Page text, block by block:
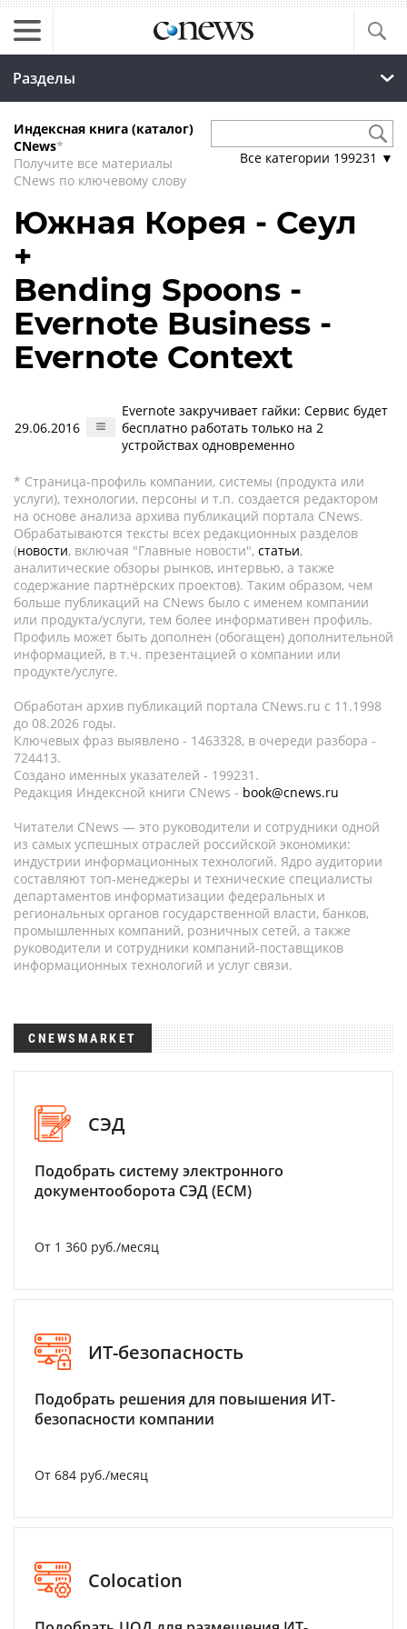
Разделы
Индексная книга (каталог)
CNews*
Получите все материалы
CNews по ключевому слову
Все категории 199231 ▼
Южная Корея - Сеул
+
Bending Spoons -
Evernote Business -
Evernote Context
29.06.2016
Evernote закручивает гайки: Сервис будет
бесплатно работать только на 2
устройствах одновременно
* Страница-профиль компании, системы (продукта или
услуги), технологии, персоны и т.п. создается редактором
на основе анализа архива публикаций портала CNews.
Обрабатываются тексты всех редакционных разделов
(новости, включая "Главные новости", статьи,
аналитические обзоры рынков, интервью, а также
содержание партнёрских проектов). Таким образом, чем
больше публикаций на CNews было с именем компании
или продукта/услуги, тем более информативен профиль.
Профиль может быть дополнен (обогащен) дополнительной
информацией, в т.ч. презентацией о компании или
продукте/услуге.
Обработан архив публикаций портала CNews.ru c 11.1998
до 08.2026 годы.
Ключевых фраз выявлено - 1463328, в очереди разбора -
724413.
Создано именных указателей - 199231.
Редакция Индексной книги CNews - book@cnews.ru
Читатели CNews — это руководители и сотрудники одной
из самых успешных отраслей российской экономики:
индустрии информационных технологий. Ядро аудитории
составляют топ-менеджеры и технические специалисты
департаментов информатизации федеральных и
региональных органов государственной власти, банков,
промышленных компаний, розничных сетей, а также
руководители и сотрудники компаний-поставщиков
информационных технологий и услуг связи.
CNEWSMARKET
СЭД
Подобрать систему электронного
документооборота СЭД (ECM)
От 1 360 руб./месяц
ИТ-безопасность
Подобрать решения для повышения ИТ-
безопасности компании
От 684 руб./месяц
Colocation